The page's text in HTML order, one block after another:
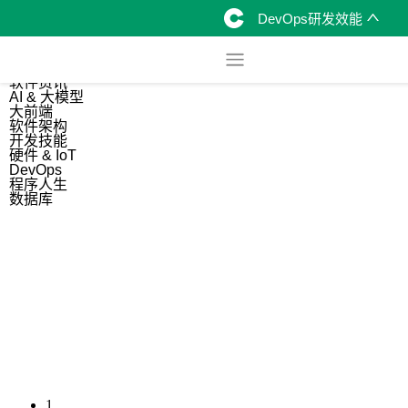
DevOps研发效能
软件资讯
AI & 大模型
大前端
软件架构
开发技能
硬件 & IoT
DevOps
程序人生
数据库
1